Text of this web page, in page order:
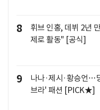
8
휘브 인홍, 데뷔 2년
제로 활동" [공식]
9
나나·제시·황승언…
브라' 패션 [PICK★]